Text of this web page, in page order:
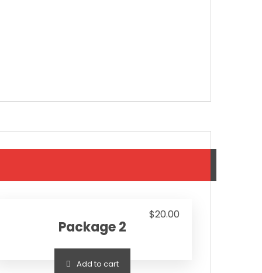
Package 2
$20.00
Add to cart